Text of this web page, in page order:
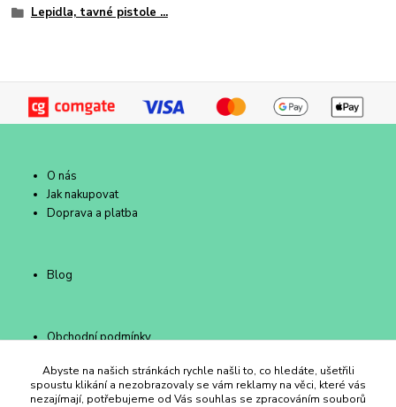
Lepidla, tavné pistole ...
O nás
Jak nakupovat
Doprava a platba
Blog
Obchodní podmínky
Abyste na našich stránkách rychle našli to, co hledáte, ušetřili
spoustu klikání a nezobrazovaly se vám reklamy na věci, které vás
nezajímají, potřebujeme od Vás souhlas se zpracováním souborů